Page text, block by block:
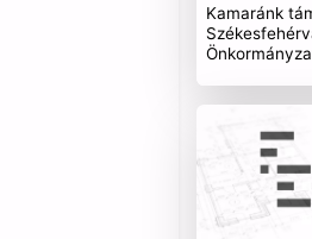
Kamaránk